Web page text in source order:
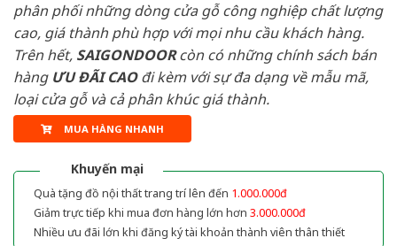
phân phối những dòng cửa gỗ công nghiệp chất lượng
cao, giá thành phù hợp với mọi nhu cầu khách hàng.
Trên hết, SAIGONDOORcòn có những chính sách bán
hàng ƯU ĐÃI CAOđi kèm với sự đa dạng về mẫu mã,
loại cửa gỗ và cả phân khúc giá thành.
MUA HÀNG NHANH
Khuyến mại
Quà tặng đồ nội thất trang trí lên đến 1.000.000đ
Giảm trực tiếp khi mua đơn hàng lớn hơn 3.000.000đ
Nhiều ưu đãi lớn khi đăng ký tài khoản thành viên thân thiết